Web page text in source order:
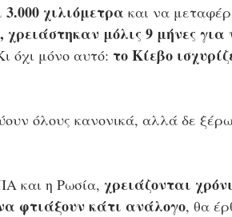
χιλιόμετρα και να
μόλις 9 μήνες για
όχι μόνο αυτό: το Κίεβο
όλους κανονικά, αλλά δε
και η Ρωσία, χρειάζονται
φτιάξουν κάτι ανάλογο, θα